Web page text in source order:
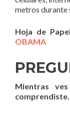
metros durante
Hoja de
OBAMA
Mientras
comprendiste.